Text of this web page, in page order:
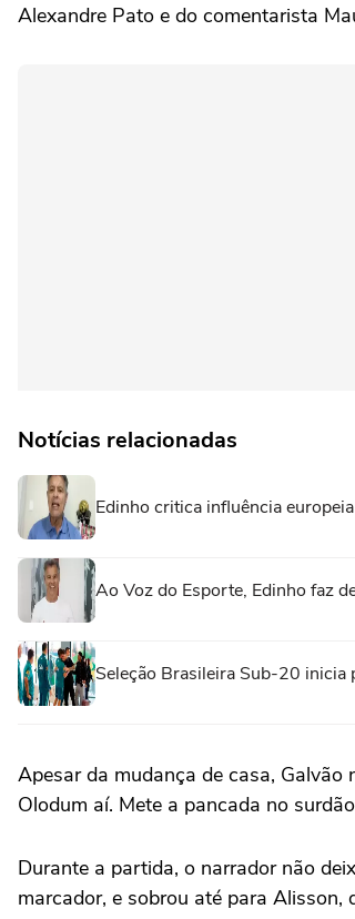
Alexandre Pato e do comentarista
Notícias relacionadas
Edinho critica influência
Ao Voz do Esporte, Edinho faz
Seleção Brasileira Sub-20
Apesar da mudança de casa,
Olodum aí. Mete a pancada no
Durante a partida, o narrador não
marcador, e sobrou até para